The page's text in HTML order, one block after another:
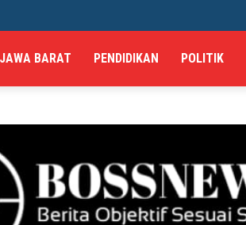
JAWA BARAT PENDIDIKAN POLITIK